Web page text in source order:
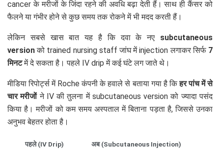
cancer के मरीजों के जिंदा रहने की अवधि बढ़ा देती हैं। साथ ही कैंसर को
फैलने या गंभीर होने से कुछ समय तक रोकने में भी मदद करती हैं।
लेकिन सबसे खास बात यह है कि दवा के नए subcutaneous
versionको trained nursing staff जांघ में injection लगाकर सिर्फ 7
मिनटमें दे सकता है। पहले IV drip में कई घंटे लग जाते थे।
मीडिया रिपोर्ट्स में Roche कंपनी के हवाले से बताया गया है किहर पांच में से
चार मरीजोंने IV की तुलना में subcutaneous version को ज्यादा पसंद
किया है। मरीजों को कम समय अस्पताल में बिताना पड़ता है, जिससे उनका
अनुभव बेहतर होता है।
पहले (IV Drip) अब (Subcutaneous Injection)